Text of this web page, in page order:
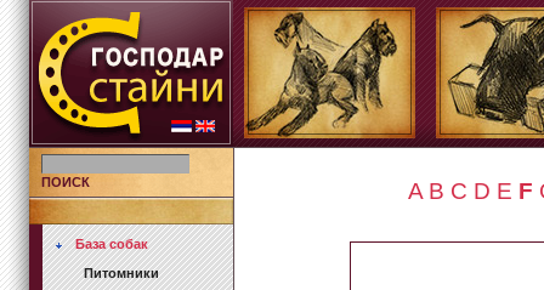
ПОИСК
База собак
Питомники
A B C D E F